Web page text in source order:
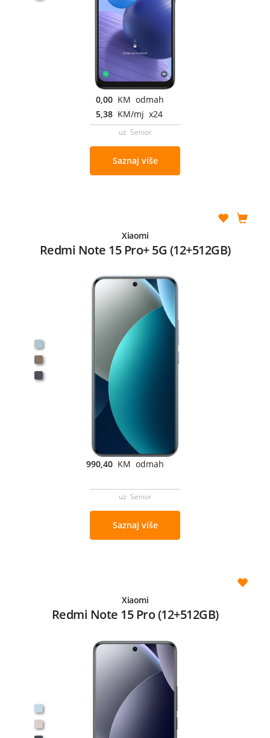
0,00 KM odmah
5,38 KM/mj x24
uz Senior
Saznaj više
Xiaomi
Redmi Note 15 Pro+ 5G (12+512GB)
990,40 KM odmah
uz Senior
Saznaj više
Xiaomi
Redmi Note 15 Pro (12+512GB)